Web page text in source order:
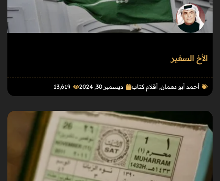
الأخ السفير
أحمد أبو دهمان, أقلام كتاب ديسمبر 30, 2024 13٬619